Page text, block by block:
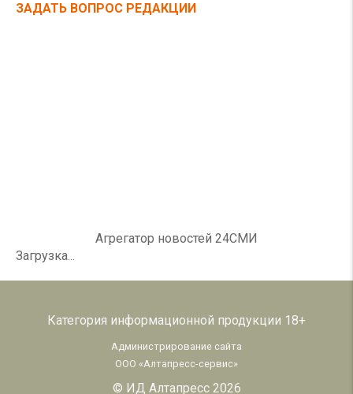
ЗАДАТЬ ВОПРОС РЕДАКЦИИ
Агрегатор новостей 24СМИ
Загрузка...
Категория информационной продукции 18+
Администрирование сайта
ООО «Алтапресс-сервис»
© ИД Алтапресс 2026